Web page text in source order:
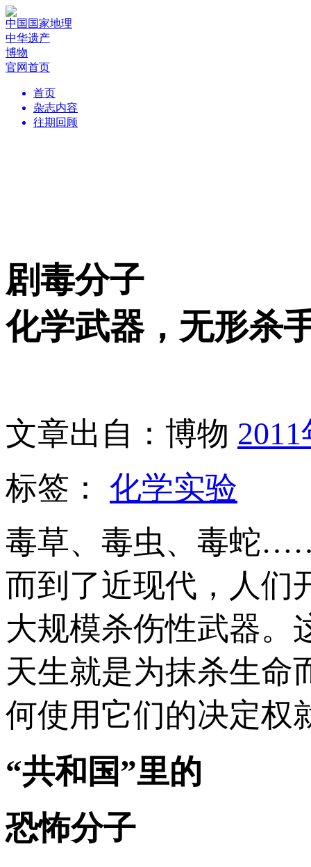
中国国家地理
中华遗产
博物
官网首页
首页
杂志内容
往期回顾
剧毒分子
化学武器，无形杀
文章出自：博物
标签： 化学实验
毒草、毒虫、毒蛇
而到了近现代，人们
大规模杀伤性武器。
天生就是为抹杀生命
何使用它们的决定权
“共和国”里的
恐怖分子